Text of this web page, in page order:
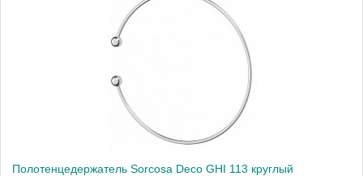
Полотенцедержатель Sorcosa Deco GHI 113 круглый